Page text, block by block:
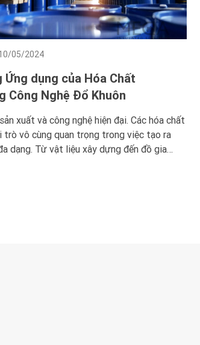
05/2024
Ứng dụng của Hóa Chất
Công Nghệ Đổ Khuôn
xuất và công nghệ hiện đại. Các hóa chất
trò vô cùng quan trọng trong việc tạo ra
dạng. Từ vật liệu xây dựng đến đồ gia